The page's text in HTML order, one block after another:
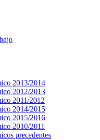
2013/2014
2012/2013
2011/2012
2014/2015
2015/2016
2010/2011
precedentes